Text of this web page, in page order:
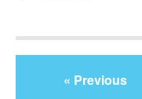
« Previous